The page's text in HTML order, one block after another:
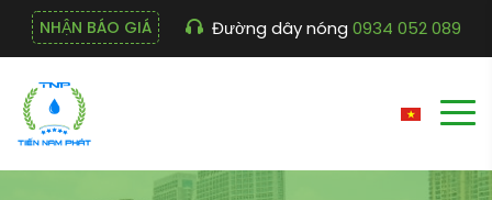
NHẬN BÁO GIÁ Đường dây nóng 0934 052 089